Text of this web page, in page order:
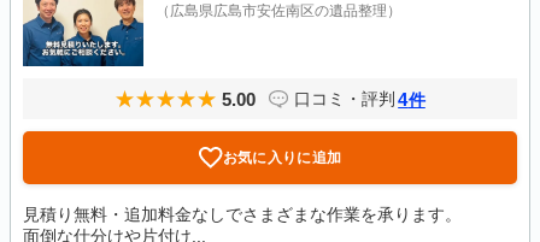
（広島県広島市安佐南区の遺品整理）
5.00 口コミ・評判 4件
お気に入りに追加
見積り無料・追加料金なしでさまざまな作業を承ります。
面倒な仕分けや片付け...